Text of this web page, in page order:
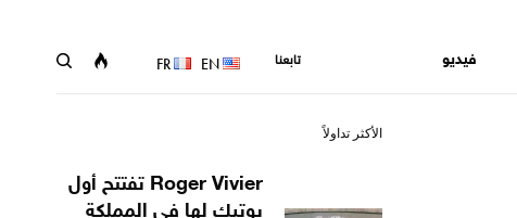
فيديو تابعنا EN
FR
الأكثر تداولاً
Roger Vivier تفتتح أول
بوتيك لها في المملكة